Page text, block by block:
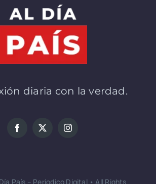
diaria con la verdad.
País – Periodico Digital • All Rights